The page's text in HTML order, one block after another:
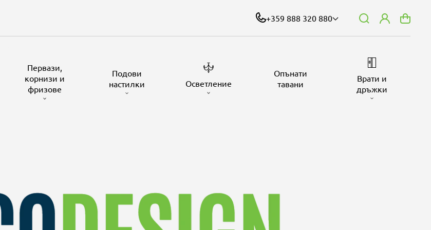
+359 888 320 880 Влизане
Первази,
корнизи и
фризове
Подови
настилки
Осветление
Опънати
тавани
Врати и
дръжки